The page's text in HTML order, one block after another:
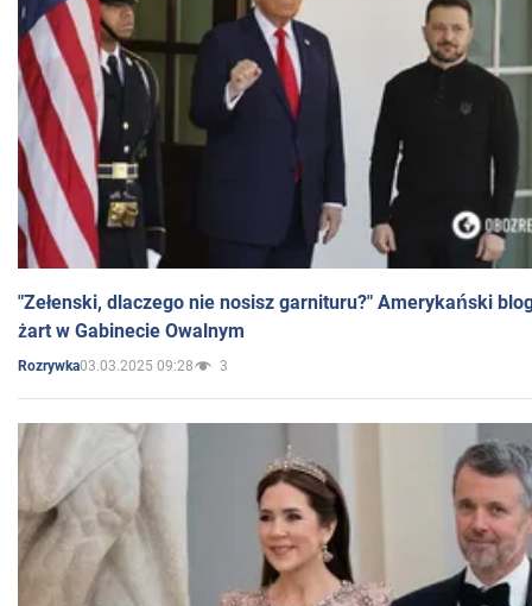
"Zełenski, dlaczego nie nosisz garnituru?" Amerykański
żart w Gabinecie Owalnym
Rozrywka03.03.2025 09:28 3